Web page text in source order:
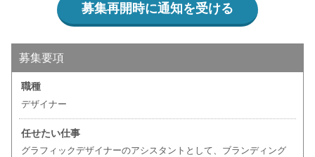
募集再開時に通知を受ける
募集要項
職種
デザイナー
任せたい仕事
グラフィックデザイナーのアシスタントとして、ブランディング